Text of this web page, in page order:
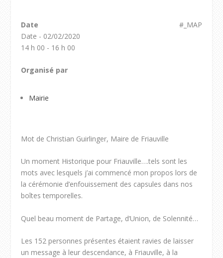
#_MAP
Date
Date - 02/02/2020
14 h 00 - 16 h 00
Organisé par
Mairie
Mot de Christian Guirlinger, Maire de Friauville
Un moment Historique pour Friauville….tels sont les
mots avec lesquels j’ai commencé mon propos lors de
la cérémonie d’enfouissement des capsules dans nos
boîtes temporelles.
Quel beau moment de Partage, d’Union, de Solennité…
Les 152 personnes présentes étaient ravies de laisser
un message à leur descendance, à Friauville, à la